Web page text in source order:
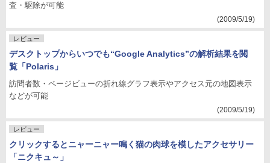
査・駆除が可能
(2009/5/19)
レビュー
デスクトップからいつでも“Google Analytics”の解析結果を閲
覧「Polaris」
訪問者数・ページビューの折れ線グラフ表示やアクセス元の地図表示
などが可能
(2009/5/19)
レビュー
クリックするとニャーニャー鳴く猫の肉球を模したアクセサリー
「ニクキュ～」